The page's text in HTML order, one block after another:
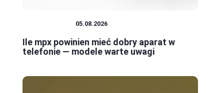
05.08.2026
Ile mpx powinien mieć dobry aparat w
telefonie — modele warte uwagi